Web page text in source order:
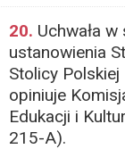
20. Uchwała
ustanowienia
Stolicy
opiniuje
Edukacji i
215-A).